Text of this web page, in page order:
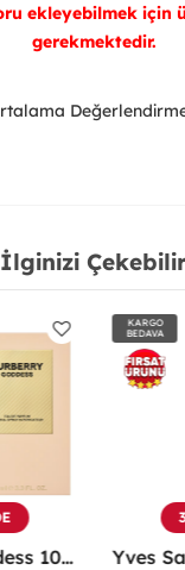
ekleyebilmek için
gerekmektedir.
İlginizi
Burberry Goddess 100 ML EDP Kadın Parfümü -
KARGO
BEDAVA